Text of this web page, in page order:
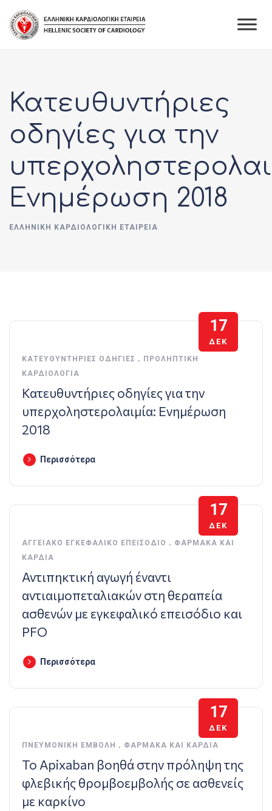
content
Κατευθυντήριες
οδηγίες για την
Ενημέρωση 2018
ΕΛΛΗΝΙΚΉ ΚΑΡΔΙΟΛΟΓΙΚΉ ΕΤΑΙΡΕΊΑ
17
ΔΕΚ
ΚΑΤΕΥΘΥΝΤΉΡΙΕΣ ΟΔΗΓΊΕΣ . ΠΡΟΛΗΠΤΙΚΉ
ΚΑΡΔΙΟΛΟΓΊΑ
Κατευθυντήριες οδηγίες για την
υπερχοληστερολαιμία: Ενημέρωση
2018
Περισσότερα
17
ΔΕΚ
ΑΓΓΕΙΑΚΌ ΕΓΚΕΦΑΛΙΚΌ ΕΠΕΙΣΌΔΙΟ . ΦΆΡΜΑΚΑ ΚΑΙ
ΚΑΡΔΙΆ
Αντιπηκτική αγωγή έναντι
αντιαιμοπεταλιακών στη θεραπεία
ασθενών με εγκεφαλικό επεισόδιο και
PFO
Περισσότερα
17
ΔΕΚ
ΠΝΕΥΜΟΝΙΚΉ ΕΜΒΟΛΉ . ΦΆΡΜΑΚΑ ΚΑΙ ΚΑΡΔΙΆ
Το Apixaban βοηθά στην πρόληψη της
φλεβικής θρομβοεμβολής σε ασθενείς
με καρκίνο